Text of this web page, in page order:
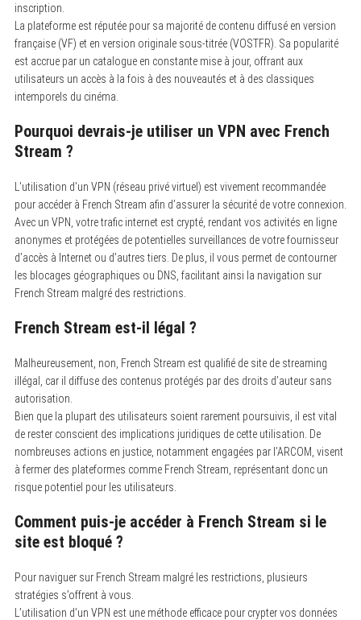
inscription.
La plateforme est réputée pour sa majorité de contenu diffusé en version
française (VF) et en version originale sous-titrée (VOSTFR). Sa popularité
est accrue par un catalogue en constante mise à jour, offrant aux
utilisateurs un accès à la fois à des nouveautés et à des classiques
intemporels du cinéma.
Pourquoi devrais-je utiliser un VPN avec French
Stream ?
L’utilisation d’un VPN (réseau privé virtuel) est vivement recommandée
pour accéder à French Stream afin d’assurer la sécurité de votre connexion.
Avec un VPN, votre trafic internet est crypté, rendant vos activités en ligne
anonymes et protégées de potentielles surveillances de votre fournisseur
d’accès à Internet ou d’autres tiers. De plus, il vous permet de contourner
les blocages géographiques ou DNS, facilitant ainsi la navigation sur
French Stream malgré des restrictions.
French Stream est-il légal ?
Malheureusement, non, French Stream est qualifié de site de streaming
illégal, car il diffuse des contenus protégés par des droits d’auteur sans
autorisation.
Bien que la plupart des utilisateurs soient rarement poursuivis, il est vital
de rester conscient des implications juridiques de cette utilisation. De
nombreuses actions en justice, notamment engagées par l’ARCOM, visent
à fermer des plateformes comme French Stream, représentant donc un
risque potentiel pour les utilisateurs.
Comment puis-je accéder à French Stream si le
site est bloqué ?
Pour naviguer sur French Stream malgré les restrictions, plusieurs
stratégies s’offrent à vous.
L’utilisation d’un VPN est une méthode efficace pour crypter vos données